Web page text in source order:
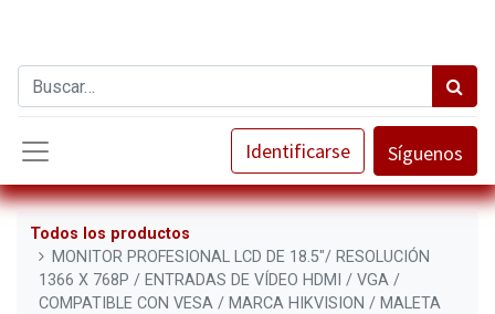
Identificarse Síguenos
Todos los productos
MONITOR PROFESIONAL LCD DE 18.5"/ RESOLUCIÓN
1366 X 768P / ENTRADAS DE VÍDEO HDMI / VGA /
COMPATIBLE CON VESA / MARCA HIKVISION / MALETA